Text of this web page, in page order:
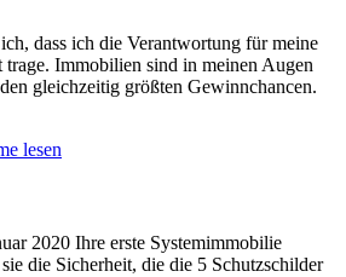
dass ich die Verantwortung für meine
trage. Immobilien sind in meinen Augen
gleichzeitig größten Gewinnchancen.
lesen
2020 Ihre erste Systemimmobilie
die Sicherheit, die die 5 Schutzschilder